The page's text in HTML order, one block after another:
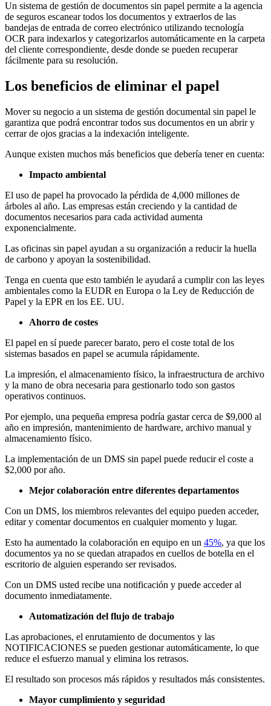
Un sistema de gestión de documentos sin papel permite a la agencia
de seguros escanear todos los documentos y extraerlos de las
bandejas de entrada de correo electrónico utilizando tecnología
OCR para indexarlos y categorizarlos automáticamente en la carpeta
del cliente correspondiente, desde donde se pueden recuperar
fácilmente para su resolución.
Los beneficios de eliminar el papel
Mover su negocio a un sistema de gestión documental sin papel le
garantiza que podrá encontrar todos sus documentos en un abrir y
cerrar de ojos gracias a la indexación inteligente.
Aunque existen muchos más beneficios que debería tener en cuenta:
Impacto ambiental
El uso de papel ha provocado la pérdida de 4,000 millones de
árboles al año. Las empresas están creciendo y la cantidad de
documentos necesarios para cada actividad aumenta
exponencialmente.
Las oficinas sin papel ayudan a su organización a reducir la huella
de carbono y apoyan la sostenibilidad.
Tenga en cuenta que esto también le ayudará a cumplir con las leyes
ambientales como la EUDR en Europa o la Ley de Reducción de
Papel y la EPR en los EE. UU.
Ahorro de costes
El papel en sí puede parecer barato, pero el coste total de los
sistemas basados en papel se acumula rápidamente.
La impresión, el almacenamiento físico, la infraestructura de archivo
y la mano de obra necesaria para gestionarlo todo son gastos
operativos continuos.
Por ejemplo, una pequeña empresa podría gastar cerca de $9,000 al
año en impresión, mantenimiento de hardware, archivo manual y
almacenamiento físico.
La implementación de un DMS sin papel puede reducir el coste a
$2,000 por año.
Mejor colaboración entre diferentes departamentos
Con un DMS, los miembros relevantes del equipo pueden acceder,
editar y comentar documentos en cualquier momento y lugar.
Esto ha aumentado la colaboración en equipo en un 45%, ya que los
documentos ya no se quedan atrapados en cuellos de botella en el
escritorio de alguien esperando ser revisados.
Con un DMS usted recibe una notificación y puede acceder al
documento inmediatamente.
Automatización del flujo de trabajo
Las aprobaciones, el enrutamiento de documentos y las
NOTIFICACIONES se pueden gestionar automáticamente, lo que
reduce el esfuerzo manual y elimina los retrasos.
El resultado son procesos más rápidos y resultados más consistentes.
Mayor cumplimiento y seguridad